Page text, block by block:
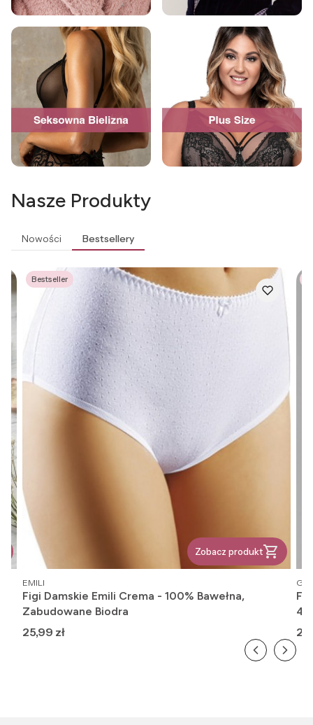
Nasze Produkty
Nowości Bestsellery
Bestseller
Zobacz produkt
PRODUCENT
EMILI
Figi Damskie Emili Crema - 100% Bawełna,
Zabudowane Biodra
Cena
25,99 zł